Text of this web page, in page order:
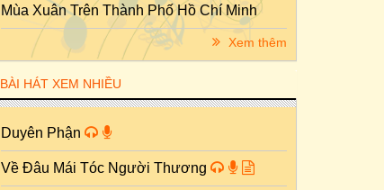
Mùa Xuân Trên Thành Phố Hồ Chí Minh
Xem thêm
BÀI HÁT XEM NHIỀU
Duyên Phận
Về Đâu Mái Tóc Người Thương